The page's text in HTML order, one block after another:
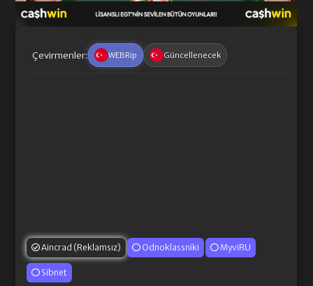
Çevirmenler: WEBRip Güncellenecek
Aincrad (Reklamsız) Odnoklassniki MyviRU
Sibnet